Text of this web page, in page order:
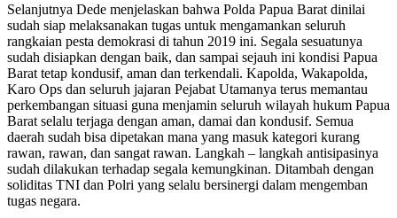
Selanjutnya Dede menjelaskan bahwa Polda Papua Barat dinilai
sudah siap melaksanakan tugas untuk mengamankan seluruh
rangkaian pesta demokrasi di tahun 2019 ini. Segala sesuatunya
sudah disiapkan dengan baik, dan sampai sejauh ini kondisi Papua
Barat tetap kondusif, aman dan terkendali. Kapolda, Wakapolda,
Karo Ops dan seluruh jajaran Pejabat Utamanya terus memantau
perkembangan situasi guna menjamin seluruh wilayah hukum Papua
Barat selalu terjaga dengan aman, damai dan kondusif. Semua
daerah sudah bisa dipetakan mana yang masuk kategori kurang
rawan, rawan, dan sangat rawan. Langkah – langkah antisipasinya
sudah dilakukan terhadap segala kemungkinan. Ditambah dengan
soliditas TNI dan Polri yang selalu bersinergi dalam mengemban
tugas negara.